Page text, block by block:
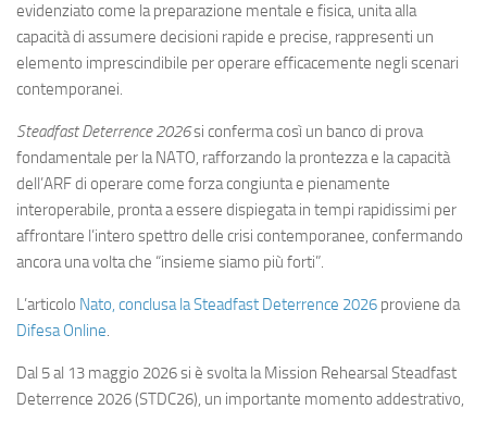
evidenziato come la preparazione mentale e fisica, unita alla
capacità di assumere decisioni rapide e precise, rappresenti un
elemento imprescindibile per operare efficacemente negli scenari
contemporanei.
Steadfast Deterrence 2026si conferma così un banco di prova
fondamentale per la NATO, rafforzando la prontezza e la capacità
dell’ARF di operare come forza congiunta e pienamente
interoperabile, pronta a essere dispiegata in tempi rapidissimi per
affrontare l’intero spettro delle crisi contemporanee, confermando
ancora una volta che “insieme siamo più forti”.
L’articolo Nato, conclusa la Steadfast Deterrence 2026 proviene da
Difesa Online.
Dal 5 al 13 maggio 2026 si è svolta la Mission Rehearsal Steadfast
Deterrence 2026 (STDC26), un importante momento addestrativo,